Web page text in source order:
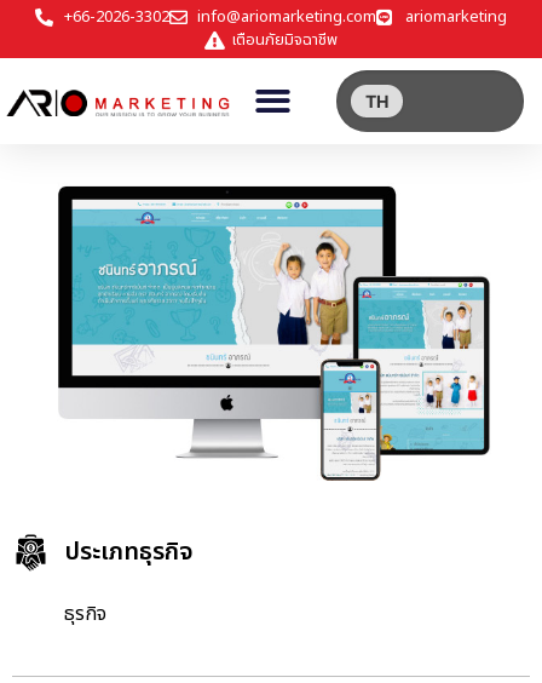
+66-2026-3302 info@ariomarketing.com
ariomarketing
เตือนภัยมิจฉาชีพ
TH
ประเภทธุรกิจ
ธุรกิจ